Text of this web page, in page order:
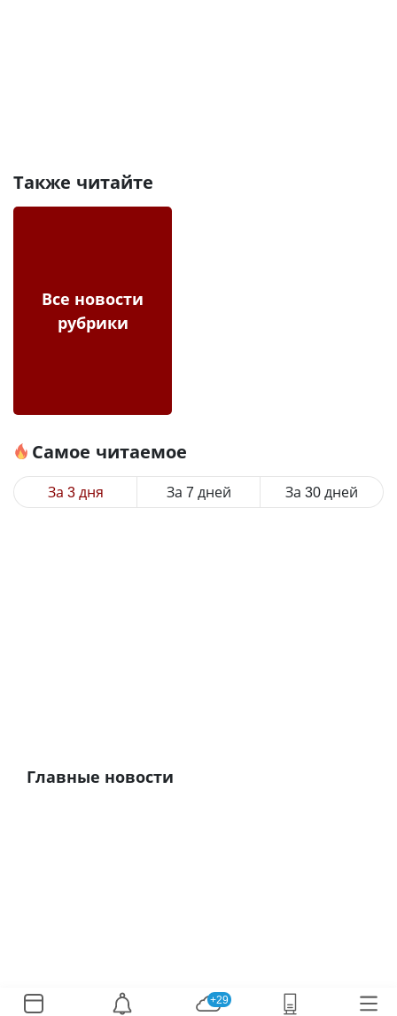
Также читайте
Все новости
рубрики
Самое читаемое
За 3 дня За 7 дней За 30 дней
Главные новости
+29